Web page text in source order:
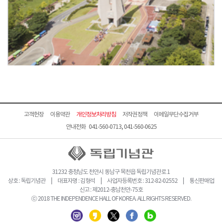
고객헌장 이용약관 개인정보처리방침 저작권정책
이메일무단수집거부
안내전화 041-560-0713, 041-560-0625
31232 충청남도 천안시 동남구 목천읍 독립기념관로 1
상호 : 독립기념관 | 대표자명 : 김형석 | 사업자등록번호 : 312-82-02552 | 통신판매업
신고 : 제2012-충남천안-75호
ⓒ 2018 THE INDEPENDENCE HALL OF KOREA. ALL RIGHTS RESERVED.